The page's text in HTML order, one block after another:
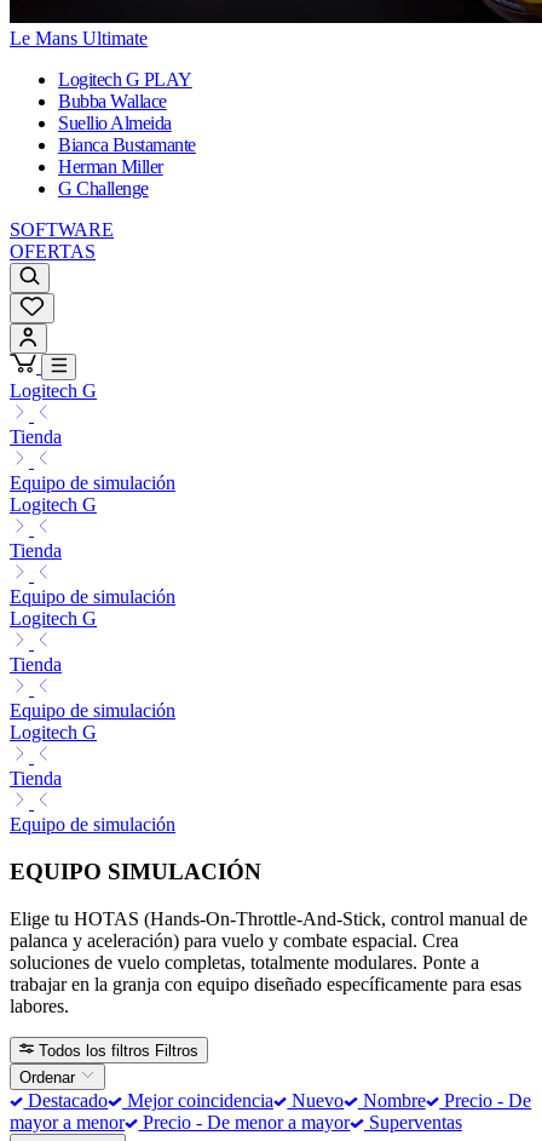
Le Mans Ultimate
Logitech G PLAY
Bubba Wallace
Suellio Almeida
Bianca Bustamante
Herman Miller
G Challenge
SOFTWARE
OFERTAS
Logitech G
Tienda
Equipo de simulación
Logitech G
Tienda
Equipo de simulación
Logitech G
Tienda
Equipo de simulación
Logitech G
Tienda
Equipo de simulación
EQUIPO SIMULACIÓN
Elige tu HOTAS (Hands-On-Throttle-And-Stick, control manual de
palanca y aceleración) para vuelo y combate espacial. Crea
soluciones de vuelo completas, totalmente modulares. Ponte a
trabajar en la granja con equipo diseñado específicamente para esas
labores.
Todos los filtros Filtros
Ordenar
Destacado Mejor coincidencia Nuevo Nombre
Precio - De
mayor a menor
Precio - De menor a mayor Superventas